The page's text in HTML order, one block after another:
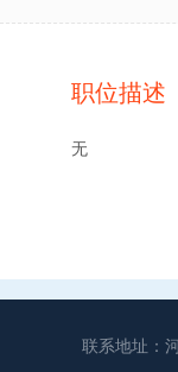
职位描述
无
联系地址：